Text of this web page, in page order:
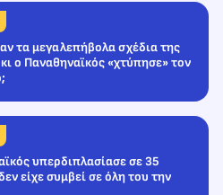
τα μεγαλεπήβολα σχέδια της
ο Παναθηναϊκός «χτύπησε» τον
υπερδιπλασίασε σε 35
είχε συμβεί σε όλη του την